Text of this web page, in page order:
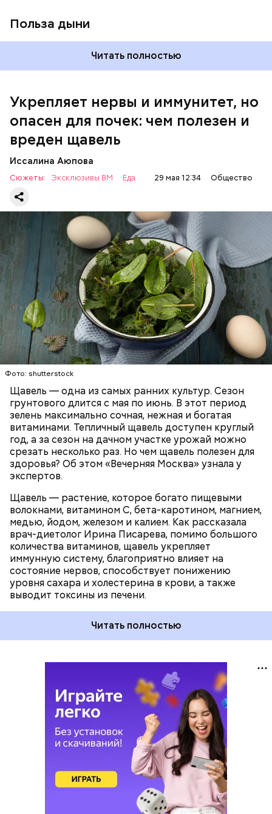
Польза дыни
Читать полностью
Укрепляет нервы и иммунитет, но
опасен для почек: чем полезен и
вреден щавель
Иссалина Аюпова
Сюжеты: Эксклюзивы ВМ Еда 29 мая 12:34 Общество
Фото: shutterstock
Щавель — одна из самых ранних культур. Сезон
грунтового длится с мая по июнь. В этот период
зелень максимально сочная, нежная и богатая
витаминами. Тепличный щавель доступен круглый
год, а за сезон на дачном участке урожай можно
срезать несколько раз. Но чем щавель полезен для
здоровья? Об этом «Вечерняя Москва» узнала у
экспертов.
Щавель — растение, которое богато пищевыми
волокнами, витамином С, бета-каротином, магнием,
медью, йодом, железом и калием. Как рассказала
врач-диетолог Ирина Писарева, помимо большого
количества витаминов, щавель укрепляет
иммунную систему, благоприятно влияет на
состояние нервов, способствует понижению
уровня сахара и холестерина в крови, а также
выводит токсины из печени.
Опасность же щавеля состоит в том, что он
содержит большое количество щавелевой кислоты,
которая может способствовать образованию
— Если человек уже болеет мочекаменной
болезнью, щавель ему не рекомендуется. При
артрите, гастрите, холецистите, синдроме
раздраженного кишечника, язвах и панкреатите
продукт тоже лучше исключить из рациона, —
предупредила врач. — Он может привести к
повышению кислотности желудка и раздражать
слизистые оболочки.
Читать полностью
ЗДОРОВЬЕ ВРАЧИ
РАСТЕНИЯ
ПРОДУКТЫ